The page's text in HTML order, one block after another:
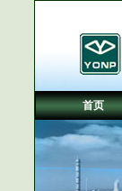
首页